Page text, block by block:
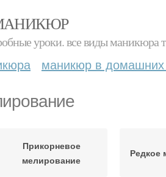
уроки. все виды маникюра
маникюр в домашних
Прикорневое
мелирование
Редкое